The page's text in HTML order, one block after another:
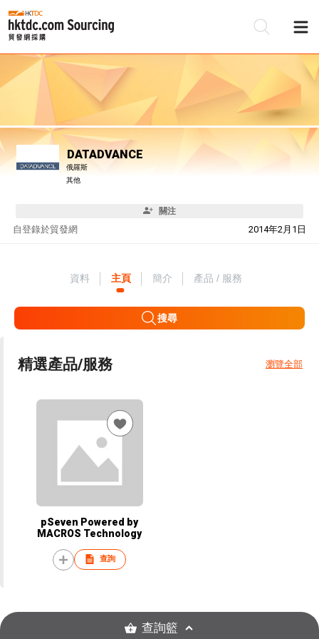
DATADVANCE
俄羅斯
其他
關注
自 2014年2月1日
登錄於貿發網
資料 主頁 簡介 產品 / 服務
搜尋
精選產品/服務 瀏覽全部
pSeven Powered by
MACROS Technology
查詢
查詢籃